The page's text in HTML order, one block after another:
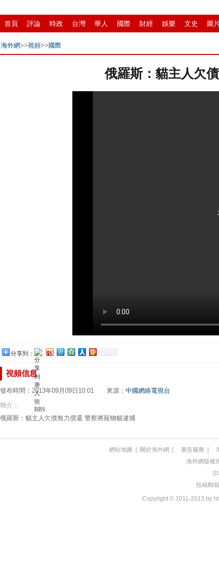
首頁 評論 時政 台灣 華人 國際 財經 娛樂 文史 圖
環保 縣域 創投
海外網>>視頻>> 國際
俄羅斯：貓主人欠
分享到：
視頻信息
發布時間：2013年09月09日10:01 來源： 中國網絡電視台
簡介：
俄羅斯：貓主人欠債無力償還 警察將寵物貓逮捕
網站地圖 | 關於海外網 | 廣告服務 |
海外網版權
投稿郵
Copyright © 2011-2013 by